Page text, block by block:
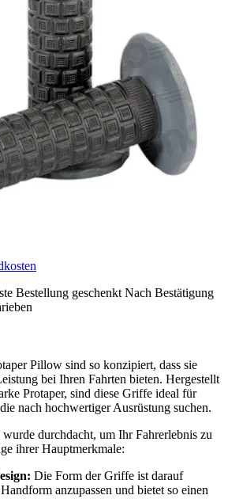
Bestellung geschenkt Nach Bestätigung
Pillow sind so konzipiert, dass sie
bei Ihren Fahrten bieten. Hergestellt
Protaper, sind diese Griffe ideal für
nach hochwertiger Ausrüstung suchen.
durchdacht, um Ihr Fahrerlebnis zu
ihrer Hauptmerkmale:
Die Form der Griffe ist darauf
anzupassen und bietet so einen